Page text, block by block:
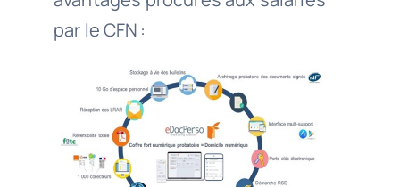
par le CFN :